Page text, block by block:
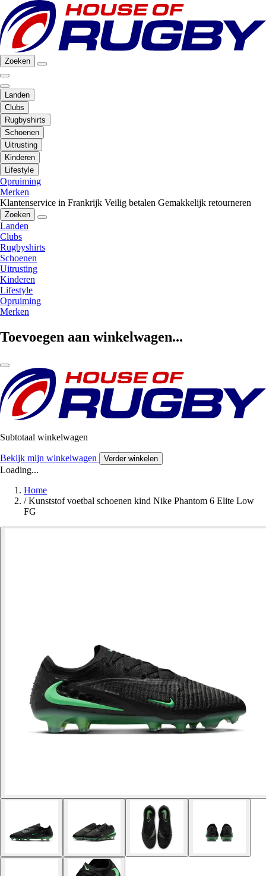
Zoeken
Landen
Clubs
Rugbyshirts
Schoenen
Uitrusting
Kinderen
Lifestyle
Opruiming
Merken
Klantenservice in Frankrijk Veilig betalen Gemakkelijk retourneren
Zoeken
Landen
Clubs
Rugbyshirts
Schoenen
Uitrusting
Kinderen
Lifestyle
Opruiming
Merken
Toevoegen aan winkelwagen...
Subtotaal winkelwagen
Bekijk mijn winkelwagen Verder winkelen
Loading...
Home
/ Kunststof voetbal schoenen kind Nike Phantom 6 Elite Low
FG